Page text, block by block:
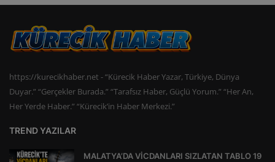
https://kurecikhaber.net - “Kürecik Haber Yazar, Türkiye, Dünya
Duyar.” “Gerçekler Burada.” “Tarafsız Haber, Güçlü Yorum.” “Her An,
Her Yerde Haber.” “Kürecik’in Haber Merkezi.”
TREND YAZILAR
MALATYA’DA VİCDANLARI SIZLATAN TABLO 19